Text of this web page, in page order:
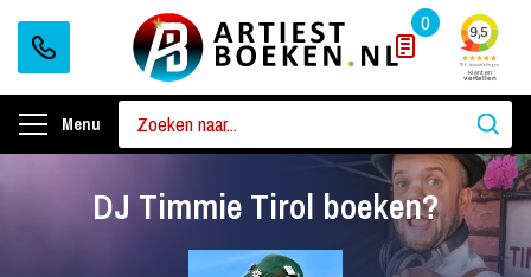
0
Menu
DJ Timmie Tirol boeken?